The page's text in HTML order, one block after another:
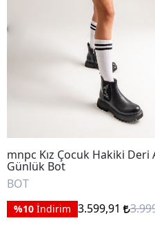
mnpc Kız Çocuk Hakiki
Günlük Bot
BOT
%10 İndirim 3.599,91